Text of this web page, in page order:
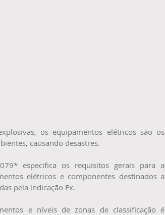
os equipamentos elétricos são os
causando desastres.
especifica os requisitos gerais para a
elétricos e componentes destinados a
pela indicação Ex.
e níveis de zonas de classificação é